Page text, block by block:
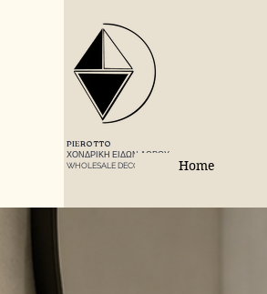
PIEROTTO
ΧΟΝΔΡΙΚΗ ΕΙΔΩΝ ΔΩΡΟΥ
WHOLESALE DECORATIONS
Home